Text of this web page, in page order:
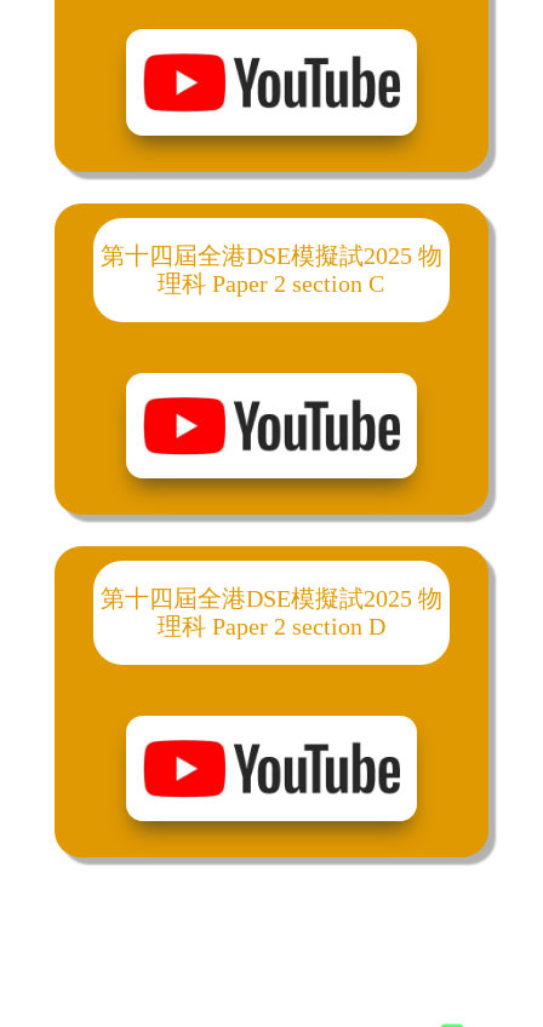
第十四屆全港DSE模擬試2025 物
理科 Paper 2 section C
第十四屆全港DSE模擬試2025 物
理科 Paper 2 section D